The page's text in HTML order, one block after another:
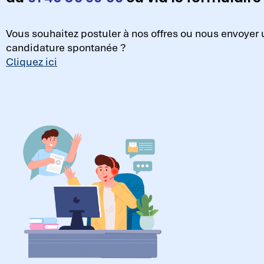
Vous souhaitez postuler à nos offres ou nous envoyer
candidature spontanée ?
Cliquez ici